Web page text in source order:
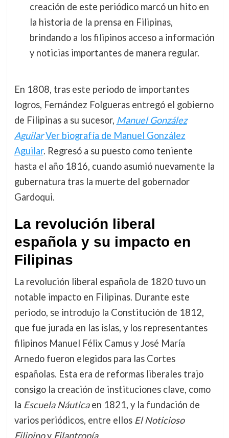
creación de este periódico marcó un hito en
la historia de la prensa en Filipinas,
brindando a los filipinos acceso a información
y noticias importantes de manera regular.
En 1808, tras este periodo de importantes
logros, Fernández Folgueras entregó el gobierno
de Filipinas a su sucesor, Manuel González
Aguilar Ver biografía de Manuel González
Aguilar. Regresó a su puesto como teniente
hasta el año 1816, cuando asumió nuevamente la
gubernatura tras la muerte del gobernador
Gardoqui.
La revolución liberal
española y su impacto en
Filipinas
La revolución liberal española de 1820 tuvo un
notable impacto en Filipinas. Durante este
periodo, se introdujo la Constitución de 1812,
que fue jurada en las islas, y los representantes
filipinos Manuel Félix Camus y José María
Arnedo fueron elegidos para las Cortes
españolas. Esta era de reformas liberales trajo
consigo la creación de instituciones clave, como
la Escuela Náuticaen 1821, y la fundación de
varios periódicos, entre ellos El Noticioso
Filipinoy Filantropía.